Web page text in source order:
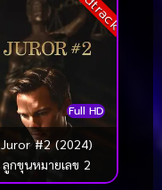
Full HD
Juror #2 (2024)
ลูกขุนหมายเลข 2